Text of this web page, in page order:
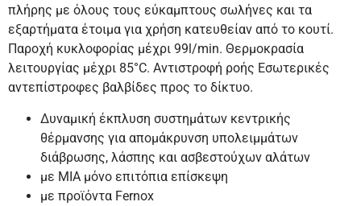
πλήρης με όλους τους εύκαμπτους σωλήνες και τα
εξαρτήματα έτοιμα για χρήση κατευθείαν από το κουτί.
Παροχή κυκλοφορίας μέχρι 99l/min. Θερμοκρασία
λειτουργίας μέχρι 85°C. Αντιστροφή ροής Εσωτερικές
αντεπίστροφες βαλβίδες προς το δίκτυο.
Δυναμική έκπλυση συστημάτων κεντρικής
θέρμανσης για απομάκρυνση υπολειμμάτων
διάβρωσης, λάσπης και ασβεστούχων αλάτων
με ΜΙΑ μόνο επιτόπια επίσκεψη
με προϊόντα Fernox